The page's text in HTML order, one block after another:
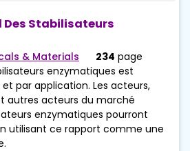
Des Stabilisateurs
& Materials 234 page
enzymatiques est
par application. Les acteurs,
autres acteurs du marché
enzymatiques pourront
utilisant ce rapport comme une